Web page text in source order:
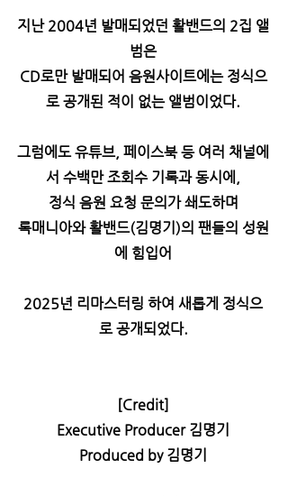
지난 2004년 발매되었던 활밴드의 2집 앨
범은
CD로만 발매되어 음원사이트에는 정식으
로 공개된 적이 없는 앨범이었다.
그럼에도 유튜브, 페이스북 등 여러 채널에
서 수백만 조회수 기록과 동시에,
정식 음원 요청 문의가 쇄도하며
록매니아와 활밴드(김명기)의 팬들의 성원
에 힘입어
2025년 리마스터링 하여 새롭게 정식으
로 공개되었다.
[Credit]
Executive Producer 김명기
Produced by 김명기